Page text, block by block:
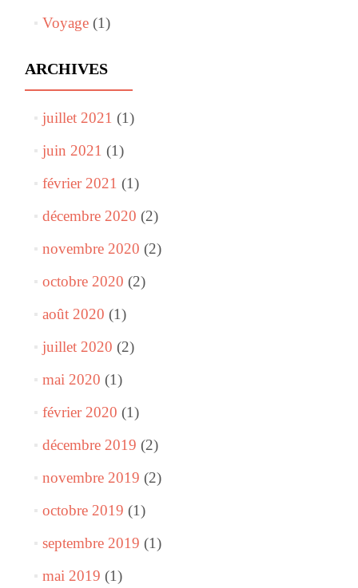
Voyage(1)
ARCHIVES
juillet 2021 (1)
juin 2021 (1)
février 2021 (1)
décembre 2020 (2)
novembre 2020 (2)
octobre 2020 (2)
août 2020 (1)
juillet 2020 (2)
mai 2020 (1)
février 2020 (1)
décembre 2019 (2)
novembre 2019 (2)
octobre 2019 (1)
septembre 2019 (1)
mai 2019 (1)